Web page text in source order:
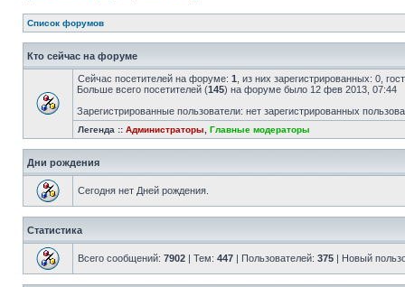
Список форумов
Кто сейчас на форуме
Сейчас посетителей на форуме: 1 , из них зарегистрированных: 0,
Больше всего посетителей (145) на форуме было 12 фев 2013, 07:44
Зарегистрированные пользователи: нет зарегистрированных
Легенда :: Администраторы Главные модераторы
Дни рождения
Сегодня нет Дней рождения.
Статистика
Всего сообщений: 7902 | Тем: 447 | Пользователей: 375 | Новый